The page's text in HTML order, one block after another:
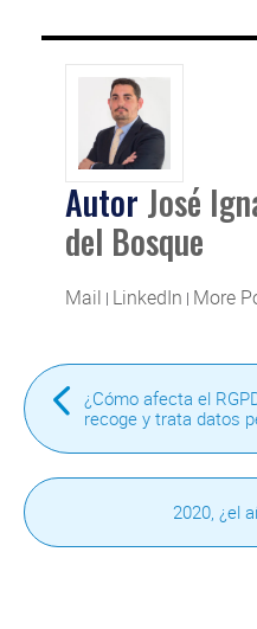
Autor José
del Bosque
Mail | LinkedIn | More
¿Cómo afecta el
recoge y trata datos
2020, ¿el